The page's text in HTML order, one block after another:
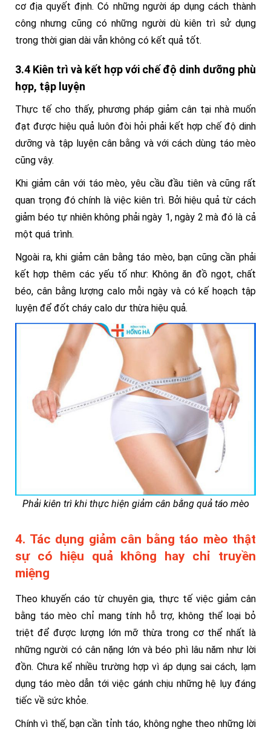
cơ địa quyết định. Có những người áp dụng cách thành
công nhưng cũng có những người dù kiên trì sử dụng
trong thời gian dài vẫn không có kết quả tốt.
3.4 Kiên trì và kết hợp với chế độ dinh dưỡng phù
hợp, tập luyện
Thực tế cho thấy, phương pháp giảm cân tại nhà muốn
đạt được hiệu quả luôn đòi hỏi phải kết hợp chế độ dinh
dưỡng và tập luyện cân bằng và với cách dùng táo mèo
cũng vậy.
Khi giảm cân với táo mèo, yêu cầu đầu tiên và cũng rất
quan trọng đó chính là việc kiên trì. Bởi hiệu quả từ cách
giảm béo tự nhiên không phải ngày 1, ngày 2 mà đó là cả
một quá trình.
Ngoài ra, khi giảm cân bằng táo mèo, bạn cũng cần phải
kết hợp thêm các yếu tố như: Không ăn đồ ngọt, chất
béo, cân bằng lượng calo mỗi ngày và có kế hoạch tập
luyện để đốt cháy calo dư thừa hiệu quả.
Phải kiên trì khi thực hiện giảm cân bằng quả táo mèo
4. Tác dụng giảm cân bằng táo mèo thật
sự có hiệu quả không hay chỉ truyền
miệng
Theo khuyến cáo từ chuyên gia, thực tế việc giảm cân
bằng táo mèo chỉ mang tính hỗ trợ, không thể loại bỏ
triệt để được lượng lớn mỡ thừa trong cơ thể nhất là
những người có cân nặng lớn và béo phì lâu năm như lời
đồn. Chưa kể nhiều trường hợp vì áp dụng sai cách, lạm
dụng táo mèo dẫn tới việc gánh chịu những hệ lụy đáng
tiếc về sức khỏe.
Chính vì thế, bạn cần tỉnh táo, không nghe theo những lời